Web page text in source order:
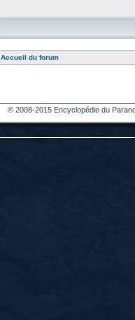
Accueil du forum
© 2008-2015 Encyclopédie du